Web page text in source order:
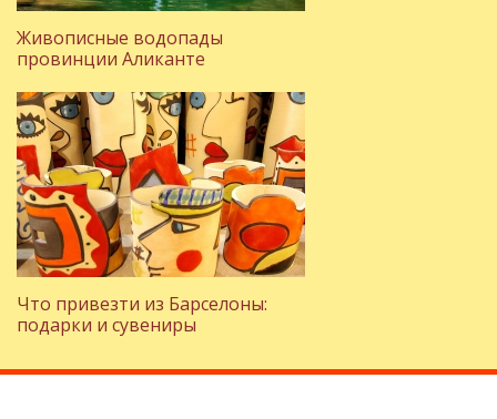
Живописные водопады
провинции Аликанте
Что привезти из Барселоны:
подарки и сувениры